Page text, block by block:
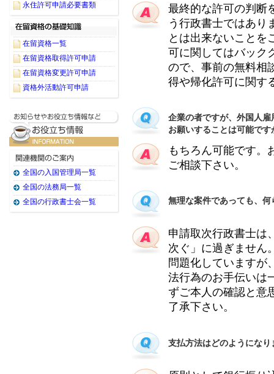
最終的な許可の判断
う行政書士ではあり
とは出来ないことを
可に関してはバック
ので、事前の無料相
得や帰化許可に関す
企業の者ですが、外国人
お願いすることは可能です
もちろん可能です。
ご相談下さい。
無理な案件であっても、
申請取次行政書士は
次ぐ」に過ぎません
問題化していますが
法行為のお手伝いは
ずご本人の確認と意
了承下さい。
支払方法はどのようになり
永住許可申請必要書類
在留資格一覧
在留資格取得許可申請
在留資格変更許可申請
資格外活動許可申請
全国の入国管理局一覧
全国の法務局一覧
全国の行政書士会一覧